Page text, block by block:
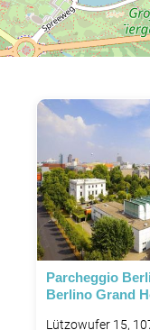
P
Parcheggio
Berlino Grand
Lützowufer 15,